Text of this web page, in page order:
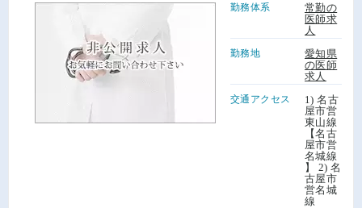
勤務体系
常勤の
医師求
人
勤務地
愛知県
の医師
求人
交通アクセス
1) 名古
屋市営
東山線
【名古
屋市営
名城線
】 2) 名
古屋市
営名城
線